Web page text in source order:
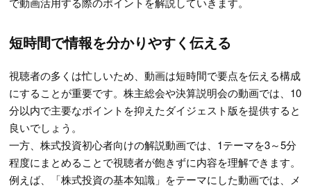
短時間で情報を分かりやすく伝える
視聴者の多くは忙しいため、動画は短時間で要点を伝える構成
にすることが重要です。株主総会や決算説明会の動画では、10
分以内で主要なポイントを抑えたダイジェスト版を提供すると
良いでしょう。
一方、株式投資初心者向けの解説動画では、1テーマを3～5分
程度にまとめることで視聴者が飽きずに内容を理解できます。
例えば、「株式投資の基本知識」をテーマにした動画では、メ